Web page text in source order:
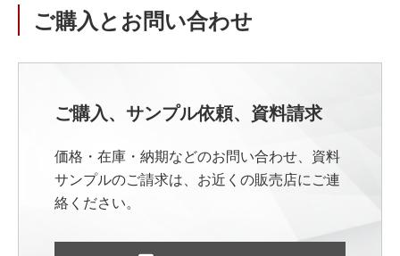
ご購入とお問い合わせ
ご購入、サンプル依頼、資料請求
価格・在庫・納期などのお問い合わせ、資料
サンプルのご請求は、お近くの販売店にご連
絡ください。